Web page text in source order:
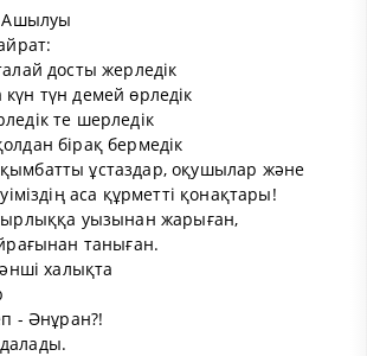
Ашылуы
досты жерледік
түн демей өрледік
те шерледік
бірақ бермедік
ұстаздар, оқушылар және
аса құрметті қонақтары!
уызынан жарыған,
таныған.
халықта
- Әнұран?!